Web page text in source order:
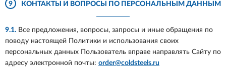
9 КОНТАКТЫ И ВОПРОСЫ ПО ПЕРСОНАЛЬНЫМ ДАННЫМ
9.1. Все предложения, вопросы, запросы и иные обращения по
поводу настоящей Политики и использования своих
персональных данных Пользователь вправе направлять Сайту по
адресу электронной почты: order@coldsteels.ru